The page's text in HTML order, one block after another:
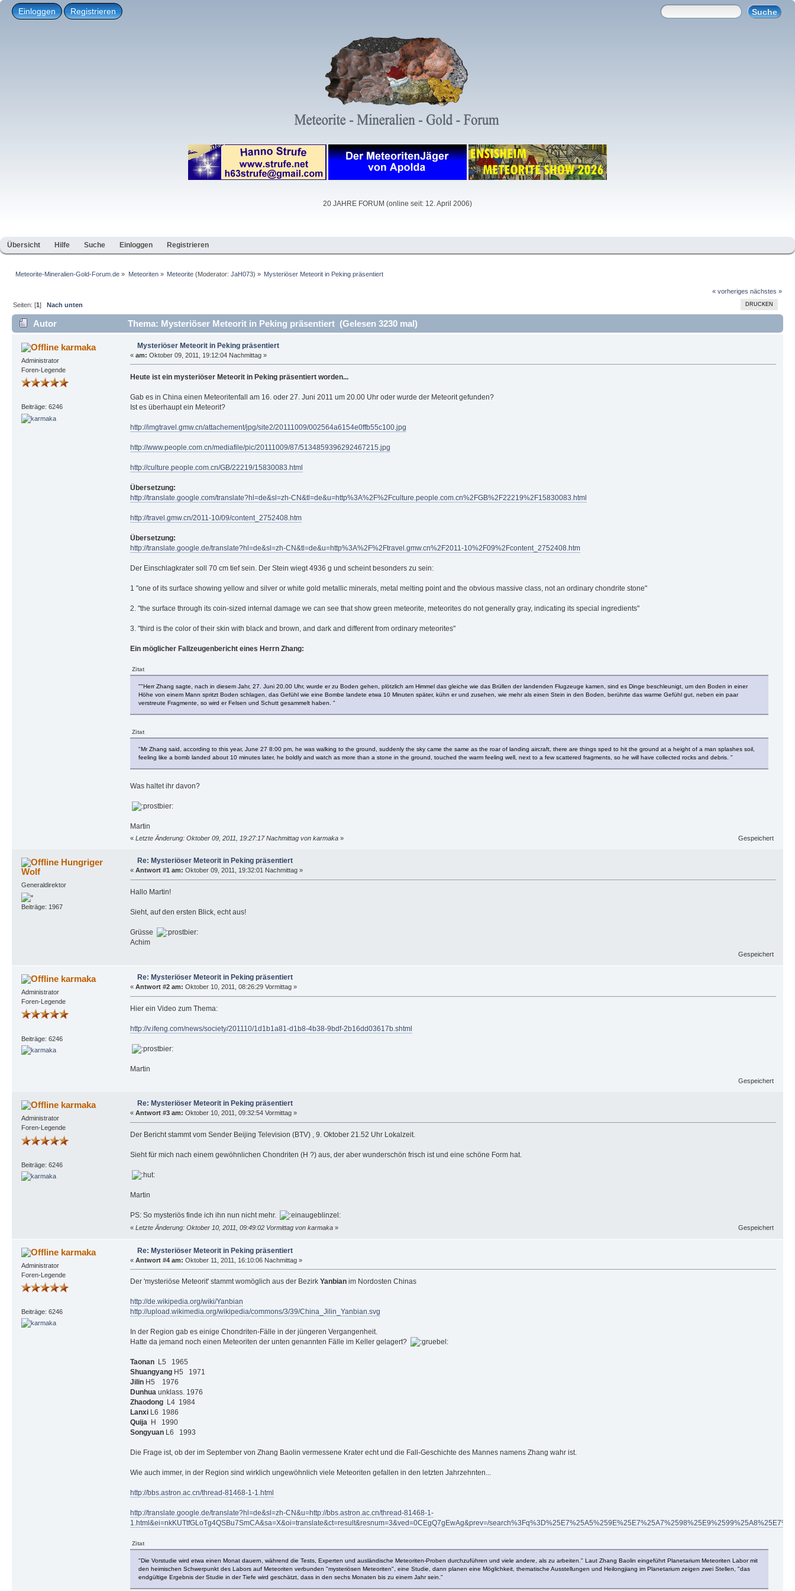
Einloggen Registrieren
20 JAHRE FORUM (online seit: 12. April 2006)
Übersicht Hilfe Suche Einloggen Registrieren
Meteorite-Mineralien-Gold-Forum.de » Meteoriten» Meteorite(Moderator: JaH073) » Mysteriöser Meteorit in Peking präsentiert
« vorheriges nächstes »
DRUCKEN
Seiten: [1]Nach unten
Autor Thema: Mysteriöser Meteorit in Peking präsentiert (Gelesen 3230 mal)
karmaka
Administrator
Foren-Legende
Beiträge: 6246
Mysteriöser Meteorit in Peking präsentiert
« am: Oktober 09, 2011, 19:12:04 Nachmittag »
Heute ist ein mysteriöser Meteorit in Peking präsentiert worden...
Gab es in China einen Meteoritenfall am 16. oder 27. Juni 2011 um 20.00 Uhr oder wurde der Meteorit gefunden?
Ist es überhaupt ein Meteorit?
http://imgtravel.gmw.cn/attachement/jpg/site2/20111009/002564a6154e0ffb55c100.jpg
http://www.people.com.cn/mediafile/pic/20111009/87/5134859396292467215.jpg
http://culture.people.com.cn/GB/22219/15830083.html
Übersetzung:
http://translate.google.com/translate?hl=de&sl=zh-CN&tl=de&u=http%3A%2F%2Fculture.people.com.cn%2FGB%2F22219%2F15830083.html
http://travel.gmw.cn/2011-10/09/content_2752408.htm
Übersetzung:
http://translate.google.de/translate?hl=de&sl=zh-CN&tl=de&u=http%3A%2F%2Ftravel.gmw.cn%2F2011-10%2F09%2Fcontent_2752408.htm
Der Einschlagkrater soll 70 cm tief sein. Der Stein wiegt 4936 g und scheint besonders zu sein:
1 "one of its surface showing yellow and silver or white gold metallic minerals, metal melting point and the obvious massive class, not an ordinary chondrite stone"
2. "the surface through its coin-sized internal damage we can see that show green meteorite, meteorites do not generally gray, indicating its special ingredients"
3. "third is the color of their skin with black and brown, and dark and different from ordinary meteorites"
Ein möglicher Fallzeugenbericht eines Herrn Zhang:
Zitat
""Herr Zhang sagte, nach in diesem Jahr, 27. Juni 20.00 Uhr, wurde er zu Boden gehen, plötzlich am Himmel das gleiche wie das Brüllen der landenden Flugzeuge kamen, sind es Dinge beschleunigt, um den Boden in einer
Höhe von einem Mann spritzt Boden schlagen, das Gefühl wie eine Bombe landete etwa 10 Minuten später, kühn er und zusehen, wie mehr als einen Stein in den Boden, berührte das warme Gefühl gut, neben ein paar
verstreute Fragmente, so wird er Felsen und Schutt gesammelt haben. "
Zitat
"Mr Zhang said, according to this year, June 27 8:00 pm, he was walking to the ground, suddenly the sky came the same as the roar of landing aircraft, there are things sped to hit the ground at a height of a man splashes soil,
feeling like a bomb landed about 10 minutes later, he boldly and watch as more than a stone in the ground, touched the warm feeling well, next to a few scattered fragments, so he will have collected rocks and debris. "
Was haltet ihr davon?
Martin
« Letzte Änderung: Oktober 09, 2011, 19:27:17 Nachmittag von karmaka» Gespeichert
Hungriger
Wolf
Generaldirektor
Beiträge: 1967
Re: Mysteriöser Meteorit in Peking präsentiert
« Antwort #1 am: Oktober 09, 2011, 19:32:01 Nachmittag »
Hallo Martin!
Sieht, auf den ersten Blick, echt aus!
Grüsse
Achim
Gespeichert
karmaka
Administrator
Foren-Legende
Beiträge: 6246
Re: Mysteriöser Meteorit in Peking präsentiert
« Antwort #2 am: Oktober 10, 2011, 08:26:29 Vormittag »
Hier ein Video zum Thema:
http://v.ifeng.com/news/society/201110/1d1b1a81-d1b8-4b38-9bdf-2b16dd03617b.shtml
Martin
Gespeichert
karmaka
Administrator
Foren-Legende
Beiträge: 6246
Re: Mysteriöser Meteorit in Peking präsentiert
« Antwort #3 am: Oktober 10, 2011, 09:32:54 Vormittag »
Der Bericht stammt vom Sender Beijing Television (BTV) , 9. Oktober 21.52 Uhr Lokalzeit.
Sieht für mich nach einem gewöhnlichen Chondriten (H ?) aus, der aber wunderschön frisch ist und eine schöne Form hat.
Martin
PS: So mysteriös finde ich ihn nun nicht mehr.
« Letzte Änderung: Oktober 10, 2011, 09:49:02 Vormittag von karmaka» Gespeichert
karmaka
Administrator
Foren-Legende
Beiträge: 6246
Re: Mysteriöser Meteorit in Peking präsentiert
« Antwort #4 am: Oktober 11, 2011, 16:10:06 Nachmittag »
Der 'mysteriöse Meteorit' stammt womöglich aus der Bezirk Yanbianim Nordosten Chinas
http://de.wikipedia.org/wiki/Yanbian
http://upload.wikimedia.org/wikipedia/commons/3/39/China_Jilin_Yanbian.svg
In der Region gab es einige Chondriten-Fälle in der jüngeren Vergangenheit.
Hatte da jemand noch einen Meteoriten der unten genannten Fälle im Keller gelagert?
TaonanL5 1965
ShuangyangH5 1971
JilinH5 1976
Dunhuaunklass. 1976
ZhaodongL4 1984
LanxiL6 1986
QuijaH 1990
SongyuanL6 1993
Die Frage ist, ob der im September von Zhang Baolin vermessene Krater echt und die Fall-Geschichte des Mannes namens Zhang wahr ist.
Wie auch immer, in der Region sind wirklich ungewöhnlich viele Meteoriten gefallen in den letzten Jahrzehnten...
http://bbs.astron.ac.cn/thread-81468-1-1.html
http://translate.google.de/translate?hl=de&sl=zh-CN&u=http://bbs.astron.ac.cn/thread-81468-1-
1.html&ei=nkKUTtfGLoTg4QSBu7SmCA&sa=X&oi=translate&ct=result&resnum=3&ved=0CEgQ7gEwAg&prev=/
Zitat
"Die Vorstudie wird etwa einen Monat dauern, während die Tests, Experten und ausländische Meteoriten-Proben durchzuführen und viele andere, als zu arbeiten." Laut Zhang Baolin eingeführt Planetarium Meteoriten Labor mit
den heimischen Schwerpunkt des Labors auf Meteoriten verbunden "mysteriösen Meteoriten", eine Studie, dann planen eine Möglichkeit, thematische Ausstellungen und Heilongjiang im Planetarium zeigen zwei Stellen, "das
endgültige Ergebnis der Studie in der Tiefe wird geschätzt, dass in den sechs Monaten bis zu einem Jahr sein."